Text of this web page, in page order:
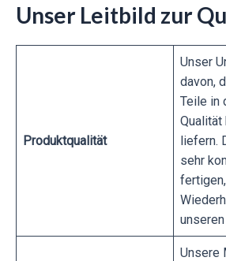
Unser Leitbild zur
Produktqualität
Unser
davon,
Teile in
Qualität
liefern.
sehr
Unsere